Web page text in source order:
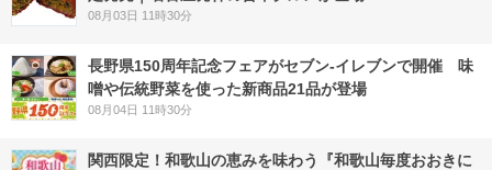
08月03日 11時30分
長野県150周年記念フェアがセブン-イレブンで開催 味
噌や伝統野菜を使った新商品21品が登場
08月04日 11時30分
関西限定！和歌山の恵みを味わう『和歌山毎度おおきに